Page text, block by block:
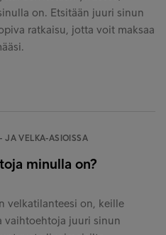
on. Etsitään juuri sinun
ratkaisu, jotta voit maksaa
JA VELKA-ASIOISSA
minulla on?
velkatilanteesi on, keille
vaihtoehtoja juuri sinun